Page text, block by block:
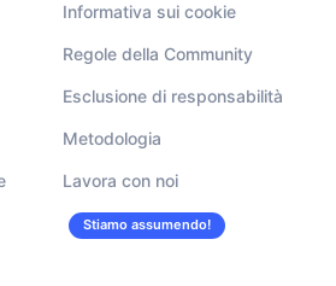
Informativa sui cookie
Regole della Community
Esclusione di responsabilità
Metodologia
Lavora con noi
Stiamo assumendo!